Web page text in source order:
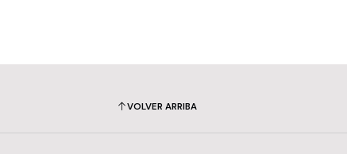
VOLVER ARRIBA